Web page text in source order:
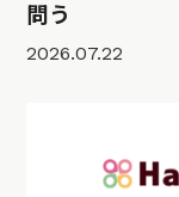
問う
2026.07.22